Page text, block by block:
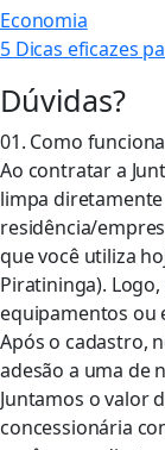
Economia
5 Dicas eficazes
Dúvidas?
01. Como
Ao contratar a
limpa
residência/
que você utiliza
Piratininga).
equipamentos ou
Após o cadastro,
adesão a uma de
Juntamos o valor
concessionária